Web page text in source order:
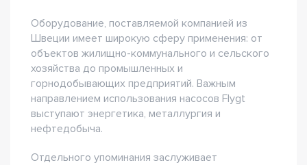
Оборудование, поставляемой компанией из
Швеции имеет широкую сферу применения: от
объектов жилищно-коммунального и сельского
хозяйства до промышленных и
горнодобывающих предприятий. Важным
направлением использования насосов Flygt
выступают энергетика, металлургия и
нефтедобыча.
Отдельного упоминания заслуживает